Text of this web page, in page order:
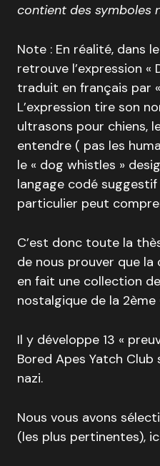
contient des symboles
Note : En réalité, dans
retrouve l’expression «
traduit en français par «
L’expression tire son
ultrasons pour chiens,
entendre ( pas les
le « dog whistles »
langage codé
particulier peut
C’est donc toute la
de nous prouver que la
en fait une collection
nostalgique de la
Il y développe 13 «
Bored Apes Yatch Club
nazi.
Nous vous avons
(les plus pertinentes),